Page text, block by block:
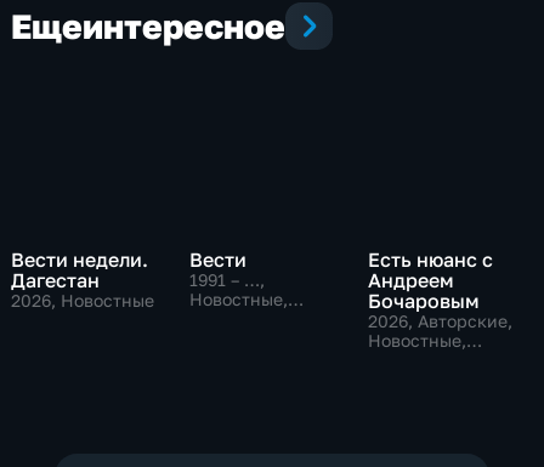
Ещеинтересное
Вести недели.
Дагестан
2026, Новостные
Вести
1991 – …,
Новостные,
Есть нюанс с
Андреем
Бочаровым
2026, Авторские,
Новостные,